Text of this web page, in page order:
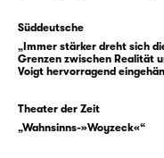
Fall verbanden
Brennglas
kurzem, dafür
Wahnsinn ebenso
Süddeutsche
„Immer stärker dreht sich
Grenzen zwischen Realität
Voigt hervorragend
Theater der Zeit
„Wahnsinns-»Woyzeck«“